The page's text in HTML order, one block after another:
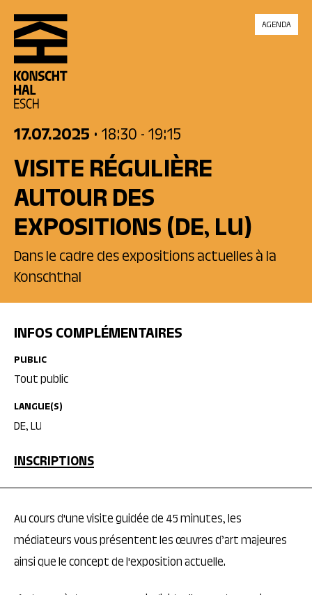
skip_to_content
AGENDA
17.07.2025 • 18:30 - 19:15
VISITE RÉGULIÈRE
AUTOUR DES
EXPOSITIONS(DE, LU)
Dans le cadre des expositions actuelles à la
Konschthal
Au cours d'une visite guidée de 45 minutes, les
médiateurs vous présentent les œuvres d’art majeures
ainsi que le concept de l'exposition actuelle.
INFOS COMPLÉMENTAIRES
PUBLIC
Tout public
LANGUE(S)
DE, LU
INSCRIPTIONS